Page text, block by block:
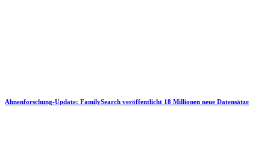
Ahnenforschung-Update: FamilySearch veröffentlicht 18 Millionen neue Datensätze